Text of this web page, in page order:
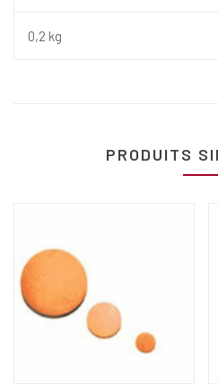
0,2 kg
PRODUITS